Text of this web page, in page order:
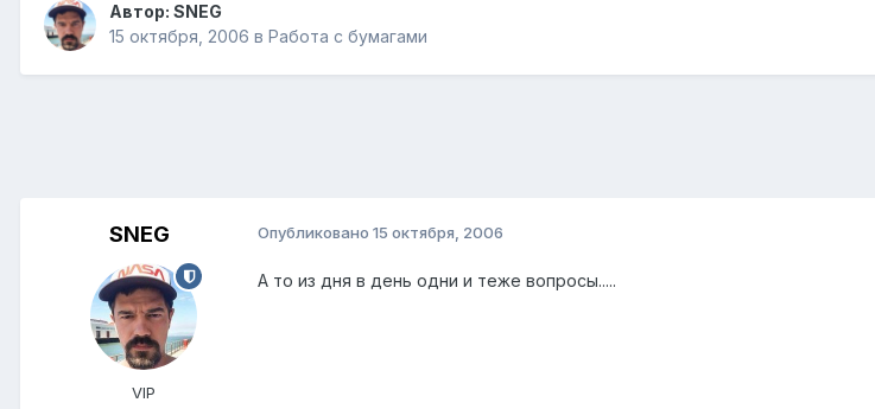
Автор: SNEG
15 октября, 2006 в Работа с бумагами
SNEG
VIP
Опубликовано 15 октября, 2006
А то из дня в день одни и теже вопросы.....